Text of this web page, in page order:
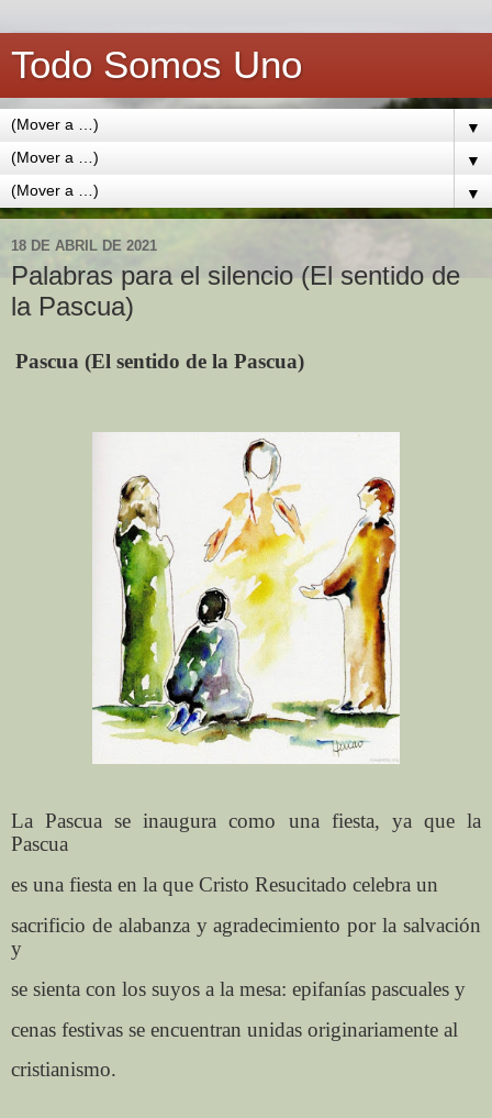
Todo Somos Uno
▼
▼
▼
18 DE ABRIL DE 2021
Palabras para el silencio (El sentido de
la Pascua)
Pascua (El sentido de la Pascua)
La Pascua se inaugura como una fiesta, ya que la
Pascua
es una fiesta en la que Cristo Resucitado celebra un
sacrificio de alabanza y agradecimiento por la salvación
y
se sienta con los suyos a la mesa: epifanías pascuales y
cenas festivas se encuentran unidas originariamente al
cristianismo.